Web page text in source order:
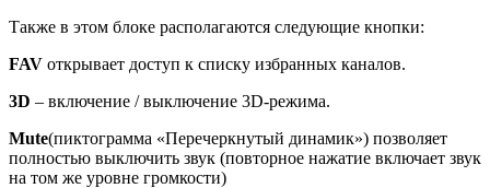
Также в этом блоке располагаются следующие кнопки:
FAV открывает доступ к списку избранных каналов.
3D – включение / выключение 3D-режима.
Mute(пиктограмма «Перечеркнутый динамик») позволяет
полностью выключить звук (повторное нажатие включает звук
на том же уровне громкости)